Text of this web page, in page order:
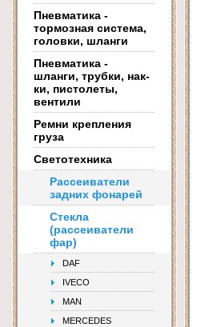
Пневматика -
тормозная система,
головки, шланги
Пневматика -
шланги, трубки, нак-
ки, пистолеты,
вентили
Ремни крепления
груза
Светотехника
Рассеиватели
задних фонарей
Стекла
(рассеиватели
фар)
DAF
IVECO
MAN
MERCEDES